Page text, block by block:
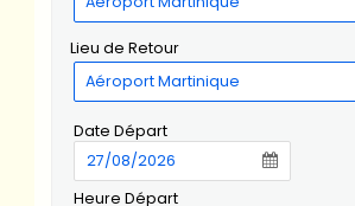
Lieu de Retour
Date Départ
Heure Départ